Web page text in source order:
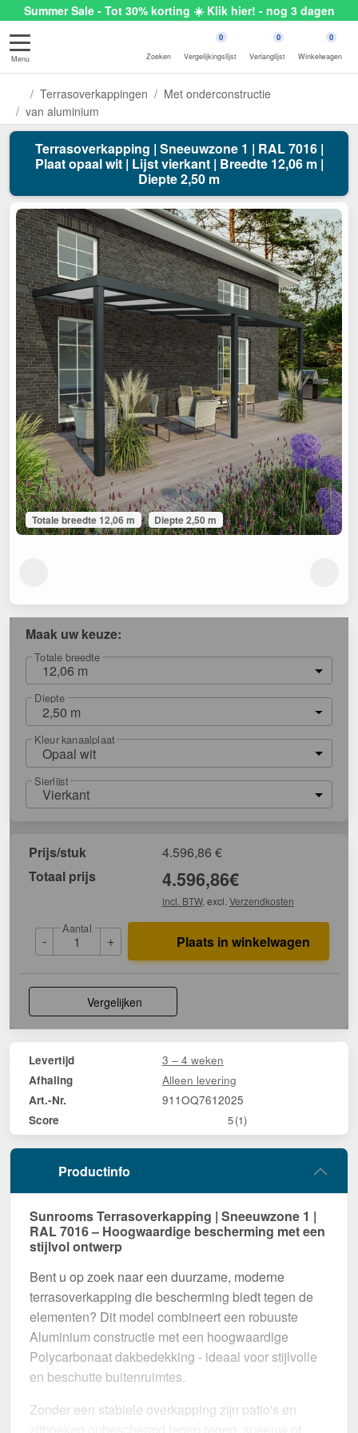
Summer Sale - Tot 30% korting ☀️ Klik hier! - nog 3 dagen
Menu Zoeken
0
Vergelijkingslijst
0
Verlanglijst
0
Winkelwagen
Terrasoverkappingen
Met onderconstructie
van aluminium
Terrasoverkapping | Sneeuwzone 1 | RAL 7016 |
Plaat opaal wit | Lijst vierkant | Breedte 12,06 m |
Diepte 2,50 m
Totale breedte 12,06 m Diepte 2,50 m
Maak uw keuze:
Totale breedte
12,06 m
Diepte
2,50 m
Kleur kanaalplaat
Opaal wit
Sierlijst
Vierkant
Prijs/stuk 4.596,86 €
Totaal prijs
4.596,86€
incl. BTW, excl. Verzendkosten
-
Aantal
+ Plaats in winkelwagen
Vergelijken
Levertijd 3 – 4 weken
Afhaling Alleen levering
Art.-Nr. 911OQ7612025
Score 5(1)
Productinfo
Sunrooms Terrasoverkapping | Sneeuwzone 1 |
RAL 7016 – Hoogwaardige bescherming met een
stijlvol ontwerp
Bent u op zoek naar een duurzame, moderne
terrasoverkapping die bescherming biedt tegen de
elementen? Dit model combineert een robuuste
Aluminium constructie met een hoogwaardige
Polycarbonaat dakbedekking - ideaal voor stijlvolle
en beschutte buitenruimtes.
Zonder een stabiele overkapping zijn patio's en